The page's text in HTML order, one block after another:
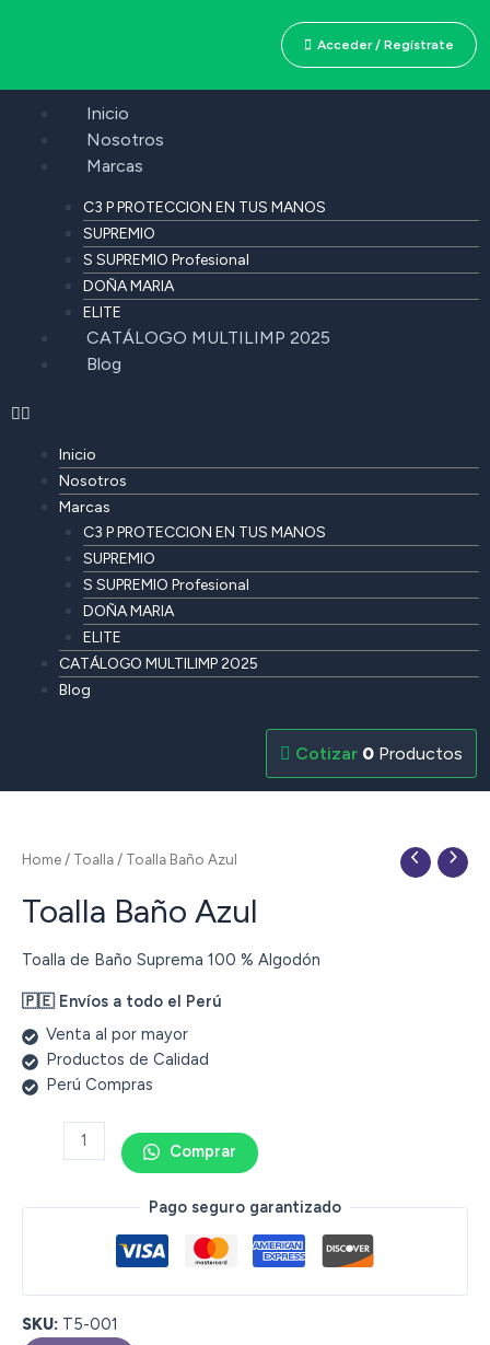
Acceder / Regístrate
Inicio
Nosotros
Marcas
C3 P PROTECCION EN TUS MANOS
SUPREMIO
S SUPREMIO Profesional
DOÑA MARIA
ELITE
CATÁLOGO MULTILIMP 2025
Blog
Inicio
Nosotros
Marcas
C3 P PROTECCION EN TUS MANOS
SUPREMIO
S SUPREMIO Profesional
DOÑA MARIA
ELITE
CATÁLOGO MULTILIMP 2025
Blog
0 Productos
Home / Toalla / Toalla Baño Azul
Toalla Baño Azul
Toalla de Baño Suprema 100 % Algodón
🇵🇪 Envíos a todo el Perú
Venta al por mayor
Productos de Calidad
Perú Compras
Comprar
Pago seguro garantizado
SKU: T5-001